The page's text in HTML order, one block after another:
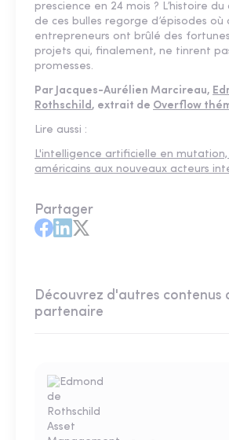
prescience en 24 mois ? L’histoire
de ces bulles regorge d’épisodes où
entrepreneurs ont brûlé des
projets qui, finalement, ne tinrent
promesses.
Par Jacques-Aurélien Marcireau,
Rothschild, extrait de Overflow
Lire aussi :
L'intelligence artificielle en
américains aux nouveaux acteurs
Partager
Découvrez d'autres contenus
partenaire